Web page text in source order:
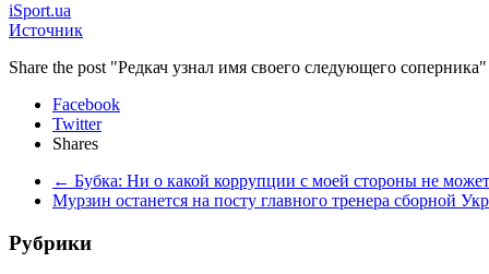
iSport.ua
Источник
Share the post "Редкач узнал имя своего следующего соперника"
Facebook
Twitter
Shares
← Бубка: Ни о какой коррупции с моей стороны не
Мурзин останется на посту главного тренера сборной
Рубрики